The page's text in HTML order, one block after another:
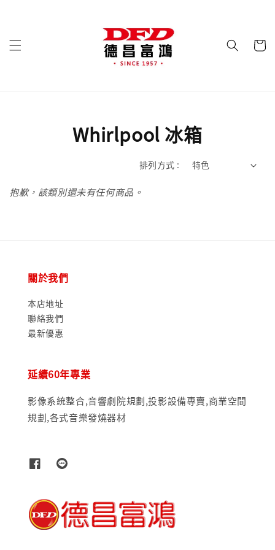
Whirlpool 冰箱
排列方式 :
抱歉，該類別還未有任何商品。
關於我們
本店地址
聯絡我們
最新優惠
延續60年專業
影像系統整合,音響劇院規劃,投影設備專賣,商業空間
規劃,各式音樂發燒器材